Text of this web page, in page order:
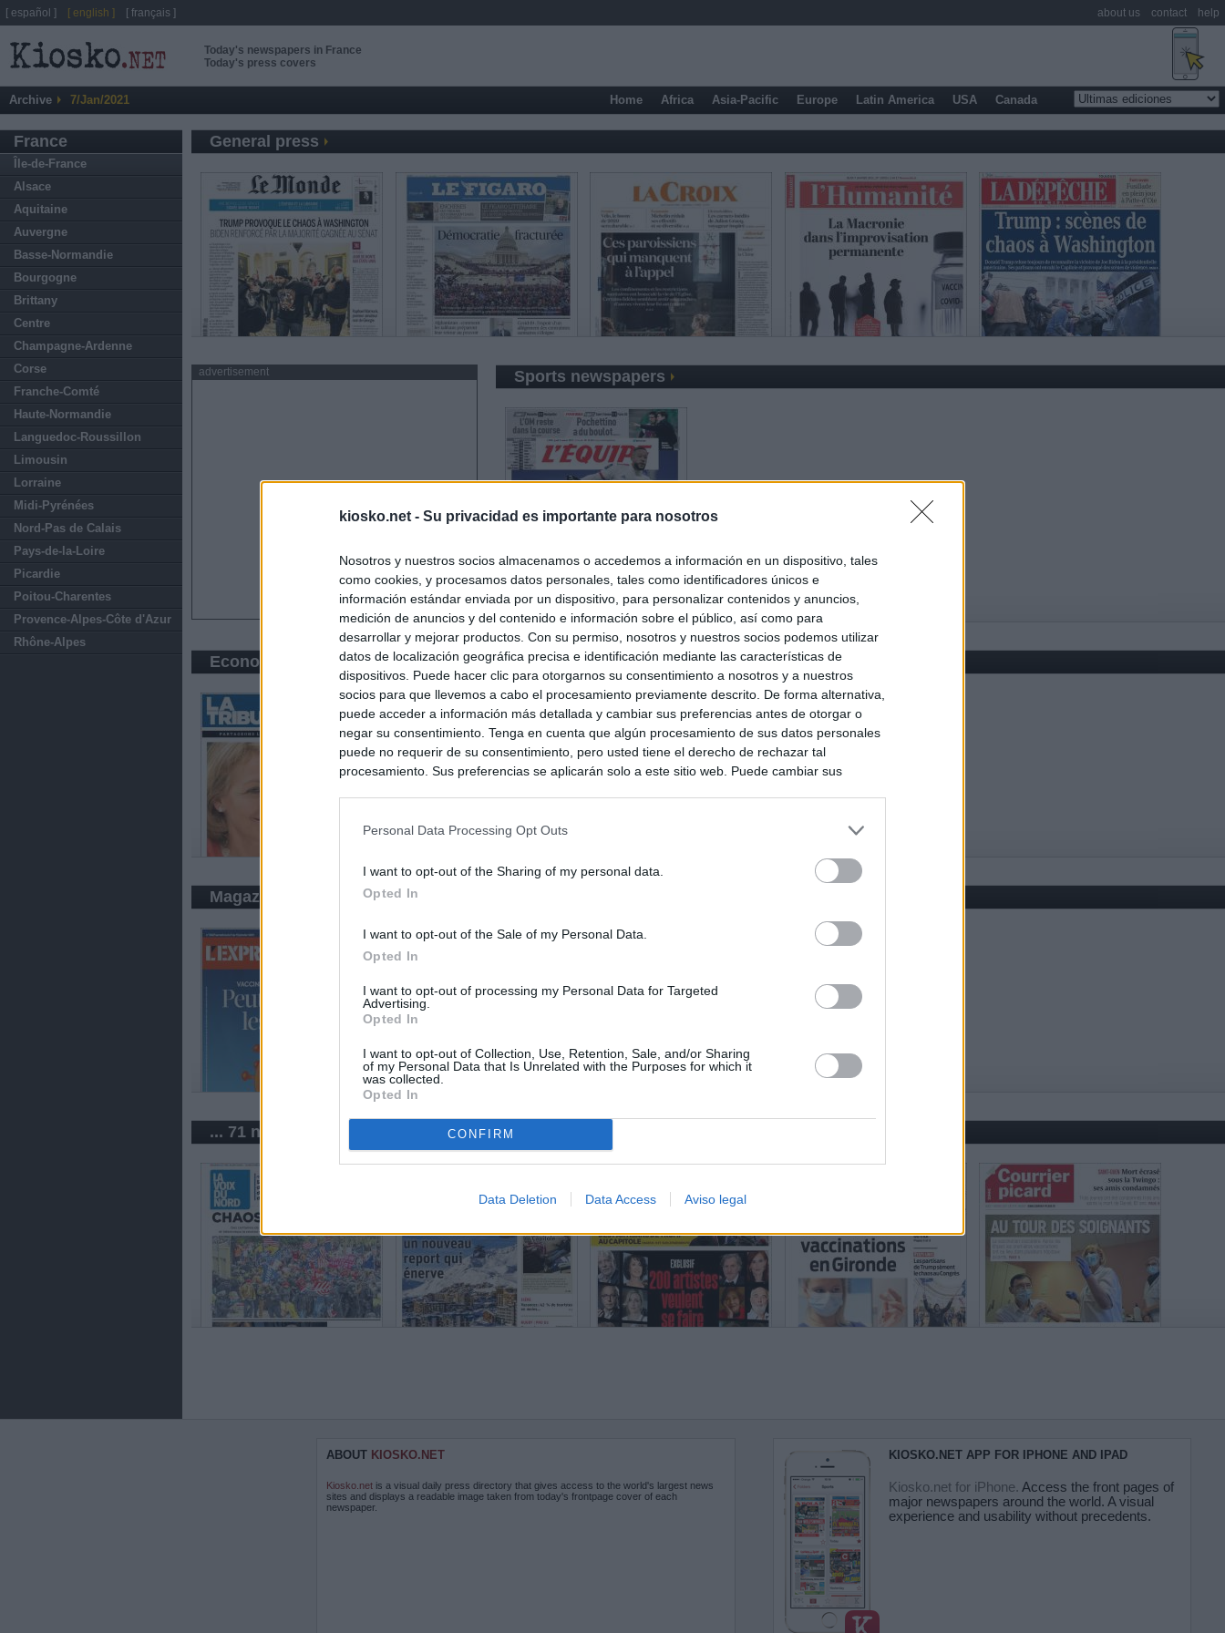
kiosko.net - Su privacidad es importante para nosotros
Nosotros y nuestros socios almacenamos o accedemos a información en un dispositivo, tales
como cookies, y procesamos datos personales, tales como identificadores únicos e
información estándar enviada por un dispositivo, para personalizar contenidos y anuncios,
medición de anuncios y del contenido e información sobre el público, así como para
desarrollar y mejorar productos. Con su permiso, nosotros y nuestros socios podemos utilizar
datos de localización geográfica precisa e identificación mediante las características de
dispositivos. Puede hacer clic para otorgarnos su consentimiento a nosotros y a nuestros
socios para que llevemos a cabo el procesamiento previamente descrito. De forma alternativa,
puede acceder a información más detallada y cambiar sus preferencias antes de otorgar o
negar su consentimiento. Tenga en cuenta que algún procesamiento de sus datos personales
puede no requerir de su consentimiento, pero usted tiene el derecho de rechazar tal
procesamiento. Sus preferencias se aplicarán solo a este sitio web. Puede cambiar sus
Personal Data Processing Opt Outs
I want to opt-out of the Sharing of my personal data.
Opted In
I want to opt-out of the Sale of my Personal Data.
Opted In
I want to opt-out of processing my Personal Data for Targeted
Advertising.
Opted In
I want to opt-out of Collection, Use, Retention, Sale, and/or Sharing
of my Personal Data that Is Unrelated with the Purposes for which it
was collected.
Opted In
CONFIRM
Data Deletion Data Access Aviso legal
Today's newspapers in France
Today's press covers
Archive 7/Jan/2021 Home Africa Asia-Pacific Europe Latin America USA Canada
France
Île-de-France
Alsace
Aquitaine
Auvergne
Basse-Normandie
Bourgogne
Brittany
Centre
Champagne-Ardenne
Corse
Franche-Comté
Haute-Normandie
Languedoc-Roussillon
Limousin
Lorraine
Midi-Pyrénées
Nord-Pas de Calais
Pays-de-la-Loire
Picardie
Poitou-Charentes
Provence-Alpes-Côte d'Azur
Rhône-Alpes
General press
advertisement Sports newspapers
Economic press
Magazine
... 71 newspapers in France
ABOUT KIOSKO.NET
Kiosko.net is a visual daily press directory that gives access to the world's largest news
sites and displays a readable image taken from today's frontpage cover of each
newspaper.
KIOSKO.NET APP FOR IPHONE AND IPAD
Kiosko.net for iPhone. Access the front pages of
major newspapers around the world. A visual
experience and usability without precedents.
[ español ] [ english ] [ français ] about us contact help